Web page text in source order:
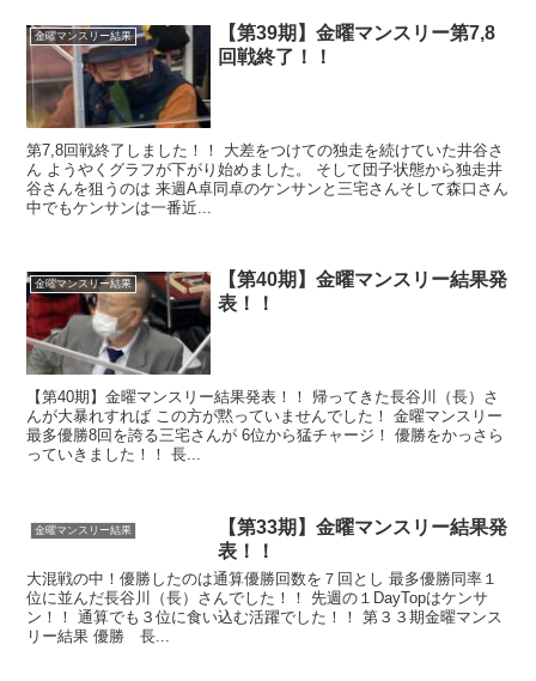
金曜マンスリー結果
【第39期】金曜マンスリー第7,8
回戦終了！！
第7,8回戦終了しました！！ 大差をつけての独走を続けていた井谷さ
ん ようやくグラフが下がり始めました。 そして団子状態から独走井
谷さんを狙うのは 来週A卓同卓のケンサンと三宅さんそして森口さん
中でもケンサンは一番近...
金曜マンスリー結果
【第40期】金曜マンスリー結果発
表！！
【第40期】金曜マンスリー結果発表！！ 帰ってきた長谷川（長）さ
んが大暴れすれば この方が黙っていませんでした！ 金曜マンスリー
最多優勝8回を誇る三宅さんが 6位から猛チャージ！ 優勝をかっさら
っていきました！！ 長...
金曜マンスリー結果
【第33期】金曜マンスリー結果発
表！！
大混戦の中！優勝したのは通算優勝回数を７回とし 最多優勝同率１
位に並んだ長谷川（長）さんでした！！ 先週の１DayTopはケンサ
ン！！ 通算でも３位に食い込む活躍でした！！ 第３３期金曜マンス
リー結果 優勝 長...